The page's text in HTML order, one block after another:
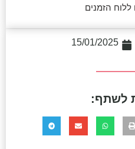
הזמנים
15/01/2025
לשתף: